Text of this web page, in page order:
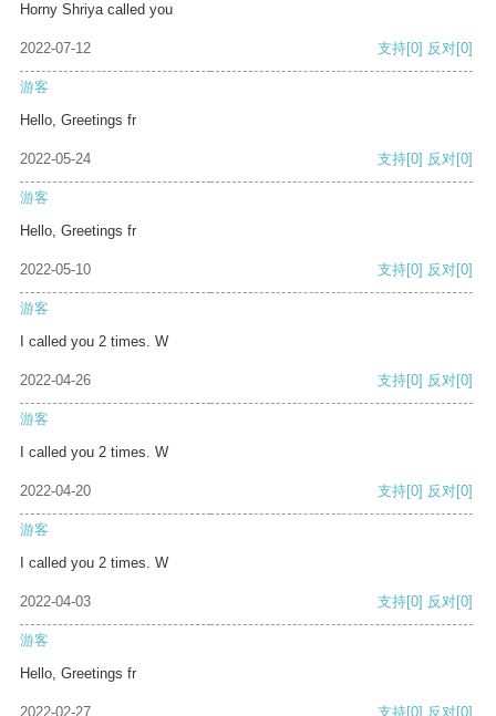
Horny Shriya called you
2022-07-12 支持[0] 反对[0]
游客
Hello, Greetings fr
2022-05-24 支持[0] 反对[0]
游客
Hello, Greetings fr
2022-05-10 支持[0] 反对[0]
游客
I called you 2 times. W
2022-04-26 支持[0] 反对[0]
游客
I called you 2 times. W
2022-04-20 支持[0] 反对[0]
游客
I called you 2 times. W
2022-04-03 支持[0] 反对[0]
游客
Hello, Greetings fr
2022-02-27 支持[0] 反对[0]